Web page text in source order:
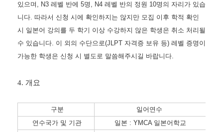
있으며, N3 레벨 반에 5명, N4 레벨 반의 정원 10명의 자리가 있습
니다. 따라서 신청 시에 확인하지는 않지만 모집 이후 학적 확인
시 일본어 강의를 두 학기 이상 수강하지 않은 학생은 취소 처리될
수 있습니다. 이 외의 수단으로(JLPT 자격증 보유 등) 레벨 증명이
가능한 학생은 신청 시 별도로 말씀해주시길 바랍니다.
4. 개요
구분
일어연수
연수국가 및 기관
일본 : YMCA 일본어학교